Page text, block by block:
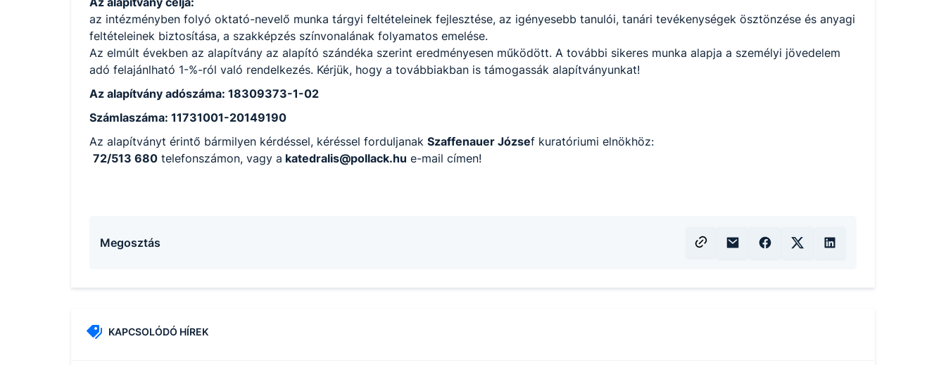
az intézményben folyó oktató-nevelő munka tárgyi feltételeinek fejlesztése, az igényesebb tanulói, tanári tevékenységek ösztönzése és anyagi
feltételeinek biztosítása, a szakképzés színvonalának folyamatos emelése.
Az elmúlt években az alapítvány az alapító szándéka szerint eredményesen működött. A további sikeres munka alapja a személyi jövedelem
adó felajánlható 1-%-ról való rendelkezés. Kérjük, hogy a továbbiakban is támogassák alapítványunkat!
Az alapítvány adószáma: 18309373-1-02
Számlaszáma: 11731001-20149190
Az alapítványt érintő bármilyen kérdéssel, kéréssel forduljanak Szaffenauer József kuratóriumi elnökhöz:
72/513 680 telefonszámon, vagy a katedralis@pollack.hu e-mail címen!
Megosztás
KAPCSOLÓDÓ HÍREK